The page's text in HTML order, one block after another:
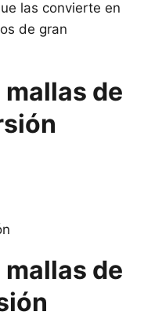
las convierte en
de gran
de
de